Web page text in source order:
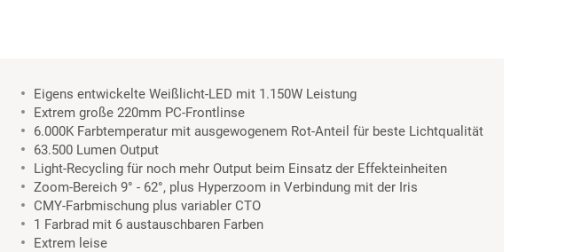
Eigens entwickelte Weißlicht-LED mit 1.150W Leistung
Extrem große 220mm PC-Frontlinse
6.000K Farbtemperatur mit ausgewogenem Rot-Anteil für beste Lichtqualität
63.500 Lumen Output
Light-Recycling für noch mehr Output beim Einsatz der Effekteinheiten
Zoom-Bereich 9° - 62°, plus Hyperzoom in Verbindung mit der Iris
CMY-Farbmischung plus variabler CTO
1 Farbrad mit 6 austauschbaren Farben
Extrem leise